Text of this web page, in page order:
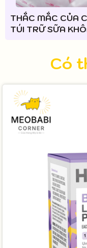
THẮC MẮC CỦA
TÚI TRỮ SỮA
Có